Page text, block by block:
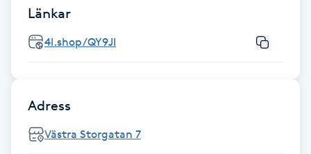
Frisör
Funktionsanalys
Föning
Länkar
4l.shop/QY9JI
Adress
Västra Storgatan 7